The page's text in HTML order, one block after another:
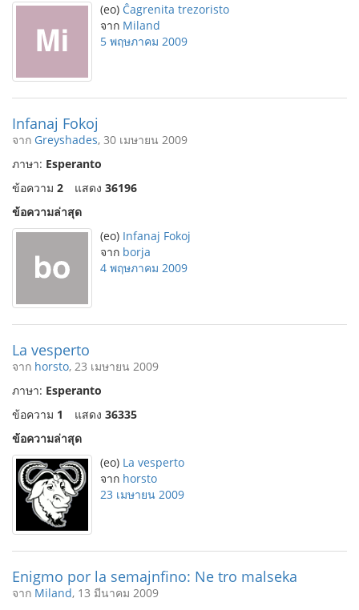
(eo) Ĉagrenita trezoristo
จาก Miland
5 พฤษภาคม 2009
Infanaj Fokoj
จาก Greyshades, 30 เมษายน 2009
ภาษา: Esperanto
ข้อความ 2 แสดง 36196
ข้อความล่าสุด
(eo) Infanaj Fokoj
จาก borja
4 พฤษภาคม 2009
La vesperto
จาก horsto, 23 เมษายน 2009
ภาษา: Esperanto
ข้อความ 1 แสดง 36335
ข้อความล่าสุด
(eo) La vesperto
จาก horsto
23 เมษายน 2009
Enigmo por la semajnfino: Ne tro malseka
จาก Miland, 13 มีนาคม 2009